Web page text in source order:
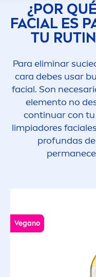
¿POR
FACIAL ES
TU
Para eliminar
cara debes usar
facial. Son
elemento no
continuar con
limpiadores
profundas
Vegano